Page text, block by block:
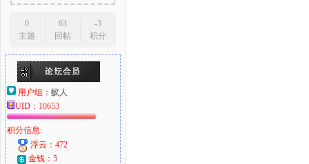
0
主题
63
回帖
-3
积分
用户组： 蚁人
UID： 10653
积分信息:
浮云：472
金钱：5